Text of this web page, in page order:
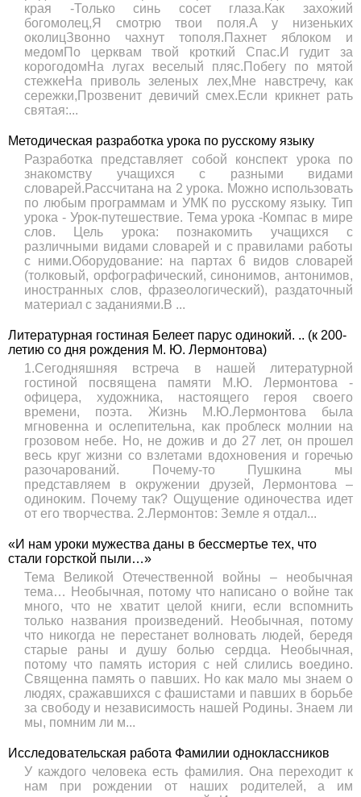
края -Только синь сосет глаза.Как захожий
богомолец,Я смотрю твои поля.А у низеньких
околицЗвонно чахнут тополя.Пахнет яблоком и
медомПо церквам твой кроткий Спас.И гудит за
корогодомНа лугах веселый пляс.Побегу по мятой
стежкеНа приволь зеленых лех,Мне навстречу, как
сережки,Прозвенит девичий смех.Если крикнет рать
святая:...
Методическая разработка урока по русскому языку
Разработка представляет собой конспект урока по
знакомству учащихся с разными видами
словарей.Рассчитана на 2 урока. Можно использовать
по любым программам и УМК по русскому языку. Тип
урока - Урок-путешествие. Тема урока -Компас в мире
слов. Цель урока: познакомить учащихся с
различными видами словарей и с правилами работы
с ними.Оборудование: на партах 6 видов словарей
(толковый, орфографический, синонимов, антонимов,
иностранных слов, фразеологический), раздаточный
материал с заданиями.В ...
Литературная гостиная Белеет парус одинокий. .. (к 200-
летию со дня рождения М. Ю. Лермонтова)
1.Сегодняшняя встреча в нашей литературной
гостиной посвящена памяти М.Ю. Лермонтова -
офицера, художника, настоящего героя своего
времени, поэта. Жизнь М.Ю.Лермонтова была
мгновенна и ослепительна, как проблеск молнии на
грозовом небе. Но, не дожив и до 27 лет, он прошел
весь круг жизни со взлетами вдохновения и горечью
разочарований. Почему-то Пушкина мы
представляем в окружении друзей, Лермонтова –
одиноким. Почему так? Ощущение одиночества идет
от его творчества. 2.Лермонтов: Земле я отдал...
«И нам уроки мужества даны в бессмертье тех, что
стали горсткой пыли…»
Тема Великой Отечественной войны – необычная
тема… Необычная, потому что написано о войне так
много, что не хватит целой книги, если вспомнить
только названия произведений. Необычная, потому
что никогда не перестанет волновать людей, бередя
старые раны и душу болью сердца. Необычная,
потому что память история с ней слились воедино.
Священна память о павших. Но как мало мы знаем о
людях, сражавшихся с фашистами и павших в борьбе
за свободу и независимость нашей Родины. Знаем ли
мы, помним ли м...
Исследовательская работа Фамилии одноклассников
У каждого человека есть фамилия. Она переходит к
нам при рождении от наших родителей, а им